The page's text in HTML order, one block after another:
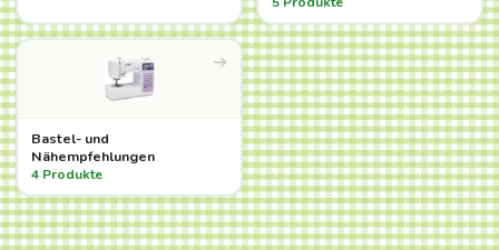
Bastel- und
Nähempfehlungen
4 Produkte
➔